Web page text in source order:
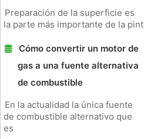
Preparación de la superficie es
la parte más importante de la pint
Cómo convertir un motor de
gas a una fuente alternativa
de combustible
En la actualidad la única fuente
de combustible alternativo que
es